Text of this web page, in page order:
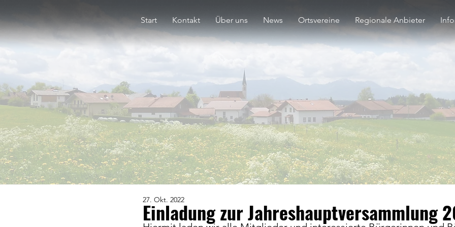
Start Kontakt Über uns News Ortsvereine Regionale Anbieter
Einladung zur Jahreshauptversammlung
27. Okt. 2022